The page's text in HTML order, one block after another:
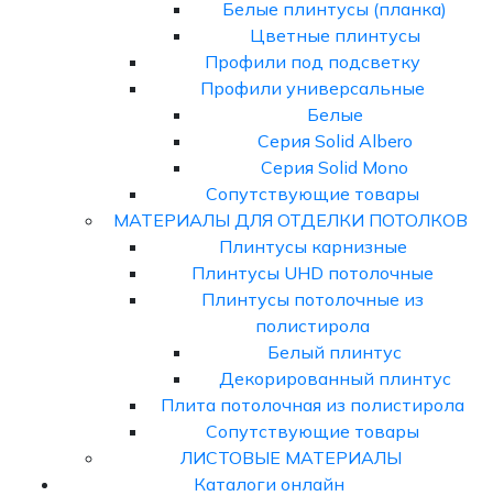
Белые плинтусы (планка)
Цветные плинтусы
Профили под подсветку
Профили универсальные
Белые
Серия Solid Albero
Серия Solid Mono
Сопутствующие товары
МАТЕРИАЛЫ ДЛЯ ОТДЕЛКИ ПОТОЛКОВ
Плинтусы карнизные
Плинтусы UHD потолочные
Плинтусы потолочные из
полистирола
Белый плинтус
Декорированный плинтус
Плита потолочная из полистирола
Сопутствующие товары
ЛИСТОВЫЕ МАТЕРИАЛЫ
Каталоги онлайн